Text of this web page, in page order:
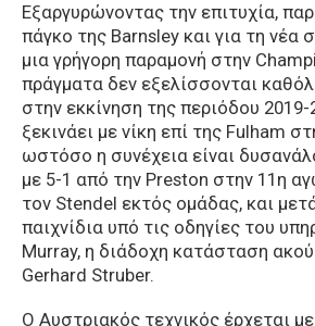
Εξαργυρώνοντας την επιτυχία,
πάγκο της Barnsley και για τη νέα
μια γρήγορη παραμονή στην
πράγματα δεν εξελίσσονται
στην εκκίνηση της περιόδου
ξεκινάει με νίκη επί της Fulham
ωστόσο η συνέχεια είναι
με 5-1 από την Preston στην 11η
τον Stendel εκτός ομάδας, και
παιχνίδια υπό τις οδηγίες του
Murray, η διάδοχη κατάσταση
Gerhard Struber.
O Αυστριακός τεχνικός έρχεται